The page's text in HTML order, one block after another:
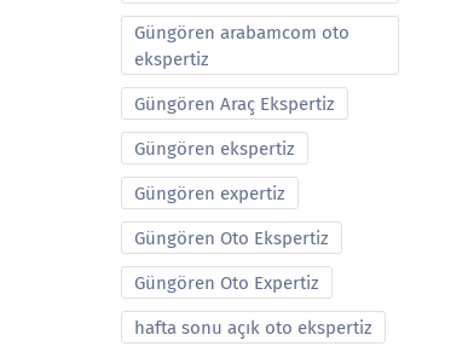
Güngören arabamcom oto
ekspertiz
Güngören Araç Ekspertiz
Güngören ekspertiz
Güngören expertiz
Güngören Oto Ekspertiz
Güngören Oto Expertiz
hafta sonu açık oto ekspertiz